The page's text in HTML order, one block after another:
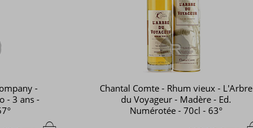
-
- 3 ans -
Chantal Comte - Rhum vieux - L'Arbre
du Voyageur - Madère - Ed.
Numérotée - 70cl - 63°